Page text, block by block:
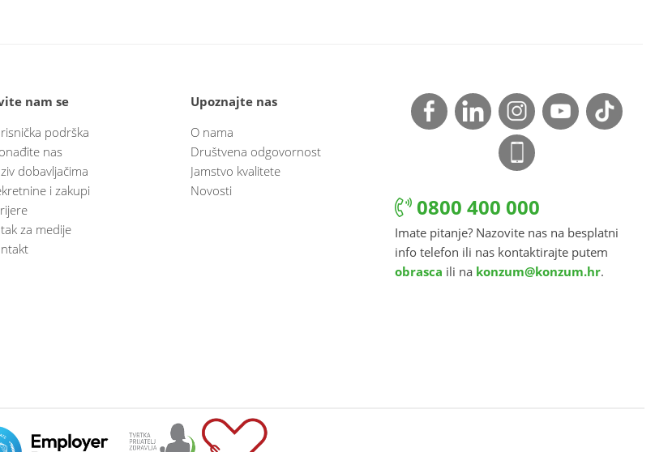
nam se
podrška
nas
dobavljačima
i zakupi
za medije
Upoznajte nas
O nama
Društvena odgovornost
Jamstvo kvalitete
Novosti
0800 400 000
Imate pitanje? Nazovite nas na besplatni
info telefon ili nas kontaktirajte putem
obrasca ili na konzum@konzum.hr.